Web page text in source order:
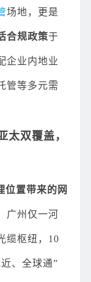
场地，更是
合规政策于
企业内地业
管等多元需
太双覆盖，
位置带来的网
广州仅一河
缆枢纽，10
、全球通”